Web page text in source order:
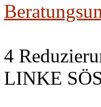
4
LINKE